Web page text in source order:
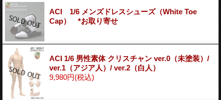
ACI 1/6 メンズドレスシューズ（White Toe
Cap） *お取り寄せ
ACI 1/6 男性素体 クリスチャン ver.0（未塗装）/
ver.1（アジア人）/ ver.2（白人）
9,980円(税込)